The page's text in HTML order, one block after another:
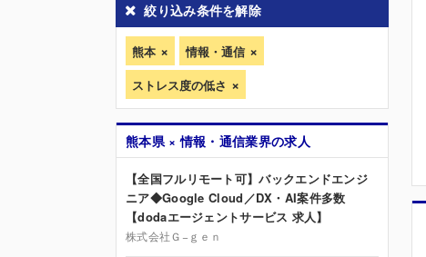
絞り込み条件を解除
熊本
情報・通信
ストレス度の低さ
熊本県 × 情報・通信業界の求人
【全国フルリモート可】バックエンドエンジ
ニア◆Google Cloud／DX・AI案件多数
【dodaエージェントサービス 求人】
株式会社Ｇ−ｇｅｎ